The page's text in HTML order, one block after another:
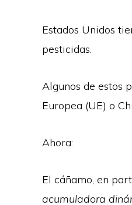
Estados Unidos
pesticidas.
Algunos de estos
Europea (UE) o
Ahora:
El cáñamo, en
acumuladora